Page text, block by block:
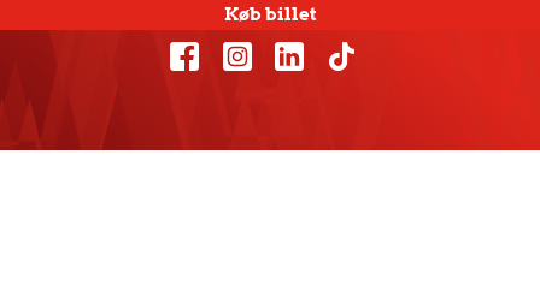
Køb billet